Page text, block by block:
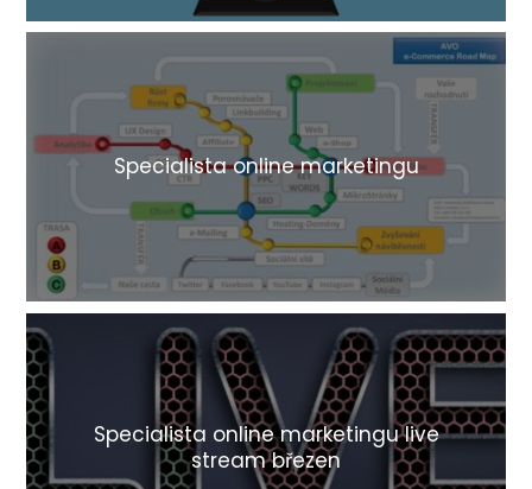
Specialista online marketingu
Specialista online marketingu live
stream březen